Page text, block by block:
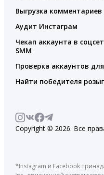
Выгрузка
Аудит Инстаграм
Чекап аккаунта в
SMM
Проверка аккаунтов
Найти победителя
Copyright © 2026. Все
*Instagram и Facebook